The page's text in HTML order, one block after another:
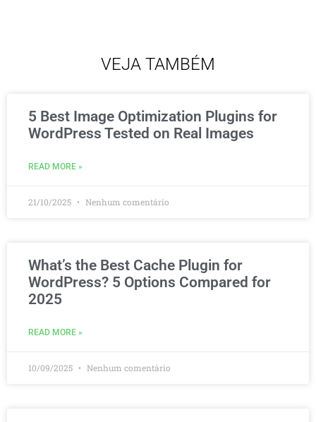
VEJA TAMBÉM
5 Best Image Optimization Plugins for
WordPress Tested on Real Images
READ MORE »
21/10/2025 Nenhum comentário
What’s the Best Cache Plugin for
WordPress? 5 Options Compared for
2025
READ MORE »
10/09/2025 Nenhum comentário